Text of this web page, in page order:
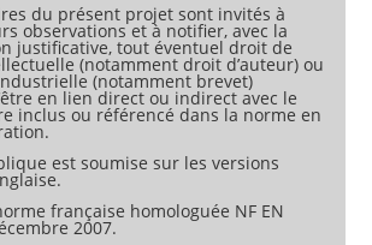
du présent projet sont invités à
observations et à notifier, avec la
justificative, tout éventuel droit de
(notamment droit d’auteur) ou
(notamment brevet)
en lien direct ou indirect avec le
inclus ou référencé dans la norme en
est soumise sur les versions
française homologuée NF EN
2007.